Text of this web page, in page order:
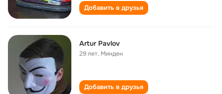
Добавить в друзья
Artur Pavlov
29 лет, Минден
Добавить в друзья